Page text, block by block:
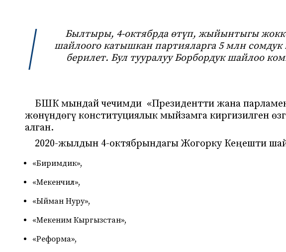
Былтыры, 4-октябрда өтүп, жыйынтыгы
шайлоого катышкан партияларга 5 млн
берилет. Бул тууралуу Борбордук шайлоо
БШК мындай чечимди «Президентти жана
жөнүндөгү конституциялык мыйзамга киргизилген
алган.
2020-жылдын 4-октябрындагы Жогорку Кеңешти
«Биримдик»,
«Мекенчил»,
«Ыйман Нуру»,
«Мекеним Кыргызстан»,
«Реформа»,